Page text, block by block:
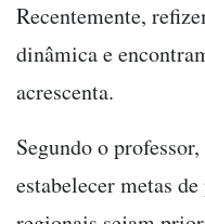
Recentemente,
dinâmica e
acrescenta.
Segundo o
estabelecer metas